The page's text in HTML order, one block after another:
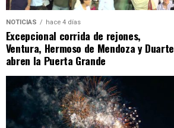
NOTICIAS hace 4 días
Excepcional corrida de rejones,
Ventura, Hermoso de Mendoza y Duarte
abren la Puerta Grande